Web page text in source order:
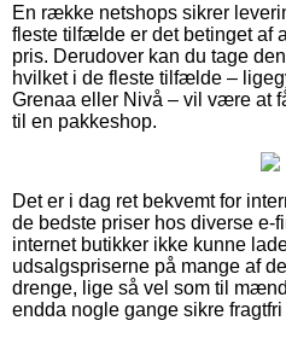
En række netshops sikrer
fleste tilfælde er det betinget af
pris. Derudover kan du tage
hvilket i de fleste tilfælde –
Grenaa eller Nivå – vil være at
til en pakkeshop.
Det er i dag ret bekvemt for
de bedste priser hos diverse e-
internet butikker ikke kunne
udsalgspriserne på mange af
drenge, lige så vel som til
endda nogle gange sikre